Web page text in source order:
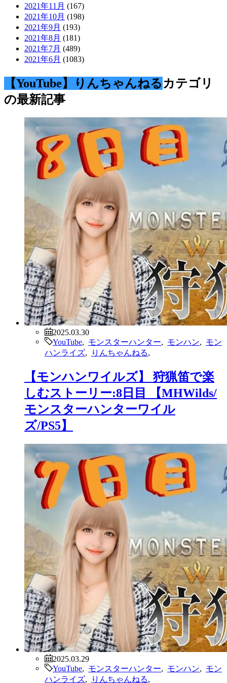
2021年11月 (167)
2021年10月 (198)
2021年9月 (193)
2021年8月 (181)
2021年7月 (489)
2021年6月 (1083)
【YouTube】りんちゃんねる カテゴリ
の最新記事
2025.03.30
YouTube
モンスターハンター モンハン
モン
ハンライズ
りんちゃんねる
【モンハンワイルズ】 狩猟笛で楽
しむストーリー:8日目 【MHWilds/
モンスターハンターワイル
ズ/PS5】
2025.03.29
YouTube
モンスターハンター モンハン
モン
ハンライズ
りんちゃんねる